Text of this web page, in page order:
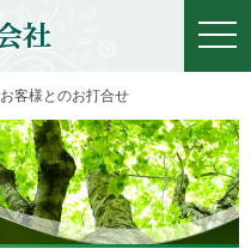
お客様とのお打合せ